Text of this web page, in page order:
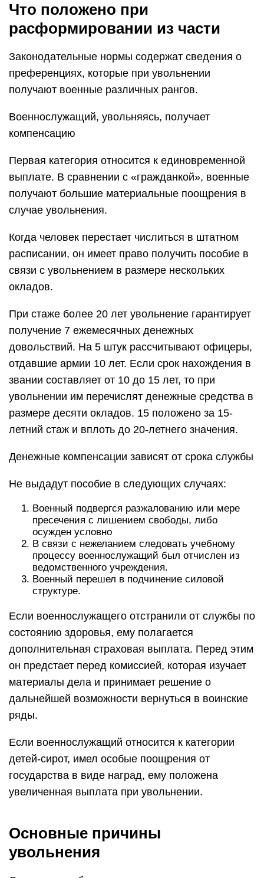
Что положено при
расформировании из части
Законодательные нормы содержат сведения о
преференциях, которые при увольнении
получают военные различных рангов.
Военнослужащий, увольняясь, получает
компенсацию
Первая категория относится к единовременной
выплате. В сравнении с «гражданкой», военные
получают большие материальные поощрения в
случае увольнения.
Когда человек перестает числиться в штатном
расписании, он имеет право получить пособие в
связи с увольнением в размере нескольких
окладов.
При стаже более 20 лет увольнение гарантирует
получение 7 ежемесячных денежных
довольствий. На 5 штук рассчитывают офицеры,
отдавшие армии 10 лет. Если срок нахождения в
звании составляет от 10 до 15 лет, то при
увольнении им перечислят денежные средства в
размере десяти окладов. 15 положено за 15-
летний стаж и вплоть до 20-летнего значения.
Денежные компенсации зависят от срока службы
Не выдадут пособие в следующих случаях:
Военный подвергся разжалованию или мере
пресечения с лишением свободы, либо
осужден условно
В связи с нежеланием следовать учебному
процессу военнослужащий был отчислен из
ведомственного учреждения.
Военный перешел в подчинение силовой
структуре.
Если военнослужащего отстранили от службы по
состоянию здоровья, ему полагается
дополнительная страховая выплата. Перед этим
он предстает перед комиссией, которая изучает
материалы дела и принимает решение о
дальнейшей возможности вернуться в воинские
ряды.
Если военнослужащий относится к категории
детей-сирот, имел особые поощрения от
государства в виде наград, ему положена
увеличенная выплата при увольнении.
Основные причины
увольнения